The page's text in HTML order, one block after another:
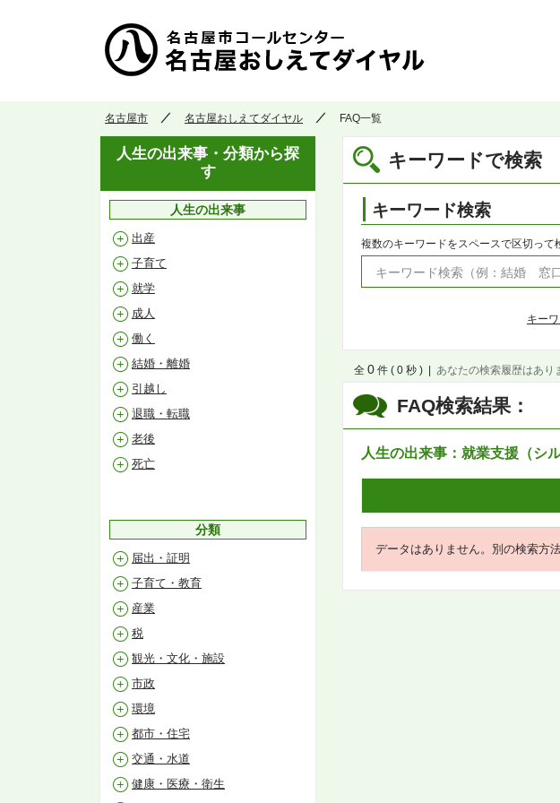
名古屋市 名古屋おしえてダイヤル FAQ一覧
キーワードで検索
キーワード検索
複数のキーワードをスペースで区切って
キー
FAQ検索結果：
人生の出来事：就業支援（シ
全 0 件 ( 0 秒 ) あなたの検索履歴はあり
データはありません。別の検索方
人生の出来事・分類から探
す
人生の出来事
出産
子育て
就学
成人
働く
結婚・離婚
引越し
退職・転職
老後
死亡
分類
届出・証明
子育て・教育
産業
税
観光・文化・施設
市政
環境
都市・住宅
交通・水道
健康・医療・衛生